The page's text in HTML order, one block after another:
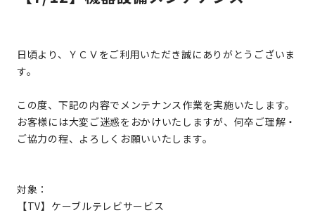
日頃より、ＹＣＶをご利用いただき誠にありがとうございま
す。
この度、下記の内容でメンテナンス作業を実施いたします。
お客様には大変ご迷惑をおかけいたしますが、何卒ご理解・
ご協力の程、よろしくお願いいたします。
対象：
【TV】ケーブルテレビサービス